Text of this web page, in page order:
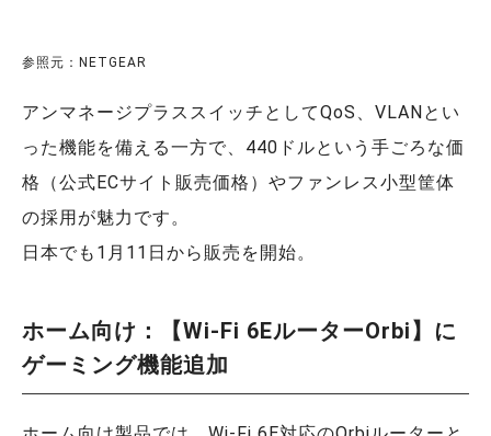
参照元：NETGEAR
アンマネージプラススイッチとしてQoS、VLANとい
った機能を備える一方で、440ドルという手ごろな価
格（公式ECサイト販売価格）やファンレス小型筐体
の採用が魅力です。
日本でも1月11日から販売を開始。
ホーム向け：【Wi-Fi 6EルーターOrbi】に
ゲーミング機能追加